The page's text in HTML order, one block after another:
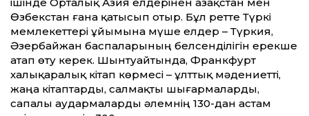
Өзбекстан ғана қатысып отыр. Бұл ретте Түркі
мемлекеттері ұйы­мына мүше елдер – Түркия,
Әзербайжан баспаларының белсенділігін ерекше
атап өту керек. Шынтуайтында, Франкфурт
халықаралық кітап көрмесі – ұлттық мәдениетті,
жаңа кітаптарды, салмақты шығармаларды,
сапалы аудармаларды әлемнің 130-дан астам